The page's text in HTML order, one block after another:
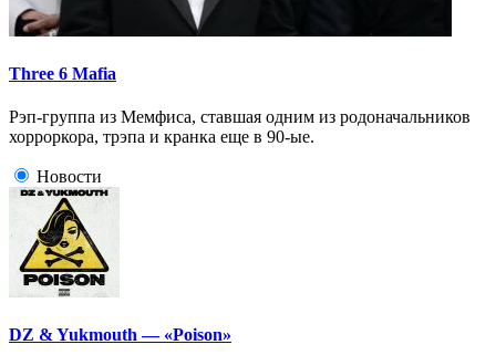
Three 6 Mafia
Рэп-группа из Мемфиса, ставшая одним из родоначальников
хорроркора, трэпа и кранка еще в 90-ые.
Новости
DZ & Yukmouth — «Poison»